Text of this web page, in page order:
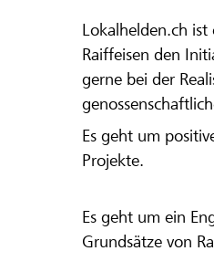
Lokalhelden.ch
Raiffeisen den
gerne bei der
Es geht um
Projekte.
Es geht um ein
Grundsätze von